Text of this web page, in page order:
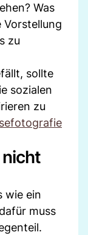
Was
Vorstellung
zu
sollte
sozialen
zu
wie ein
muss